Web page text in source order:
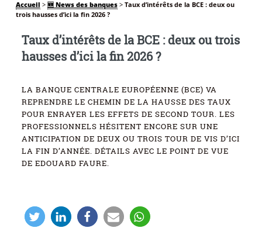
Accueil > 🆕 News des banques> Taux d’intérêts de la BCE : deux ou
trois hausses d’ici la fin 2026 ?
Taux d’intérêts de la BCE : deux ou trois
hausses d’ici la fin 2026 ?
LA BANQUE CENTRALE EUROPÉENNE (BCE) VA
REPRENDRE LE CHEMIN DE LA HAUSSE DES TAUX
POUR ENRAYER LES EFFETS DE SECOND TOUR. LES
PROFESSIONNELS HÉSITENT ENCORE SUR UNE
ANTICIPATION DE DEUX OU TROIS TOUR DE VIS D’ICI
LA FIN D’ANNÉE. DÉTAILS AVEC LE POINT DE VUE
DE EDOUARD FAURE.